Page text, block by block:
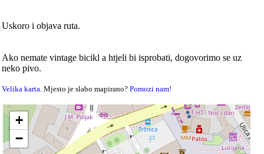
Uskoro i objava ruta.
Ako nemate vintage bicikl a htjeli bi isprobati, dogovorimo se uz
neko pivo.
Velika karta. Mjesto je slabo mapirano?Pomozi nam!
+
−